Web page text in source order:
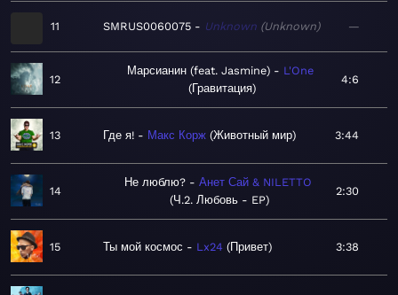
11 SMRUS0060075 Unknown Unknown —
12
Марсианин (feat. Jasmine)
L'One
Гравитация
4:6
13 Где я! Макс Корж Животный мир 3:44
14
Не люблю?
Анет Сай & NILETTO
Ч.2. Любовь - EP
2:30
15 Ты мой космос Lx24 Привет 3:38